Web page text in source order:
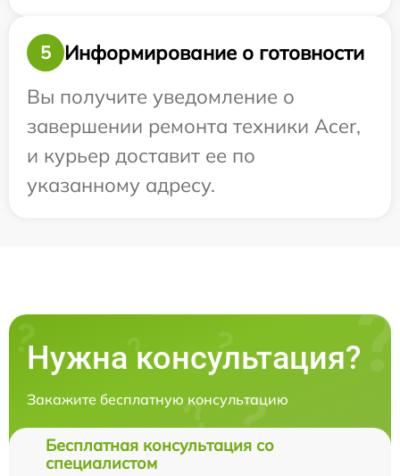
5
Информирование о готовности
Вы получите уведомление о
завершении ремонта техники Acer,
и курьер доставит ее по
указанному адресу.
Нужна консультация?
Закажите бесплатную консультацию
Бесплатная консультация со
специалистом